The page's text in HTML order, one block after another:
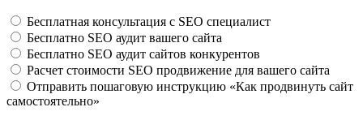
Бесплатная консультация с SEO специалист
Бесплатно SEO аудит вашего сайта
Бесплатно SEO аудит сайтов конкурентов
Расчет стоимости SEO продвижение для вашего сайта
Отправить пошаговую инструкцию «Как продвинуть сайт
самостоятельно»